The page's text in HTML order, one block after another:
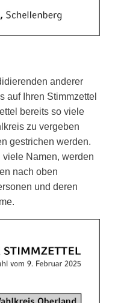
anderer
auf Ihren Stimmzettel
bereits so viele
zu vergeben
gestrichen werden.
Namen, werden
nach oben
und deren